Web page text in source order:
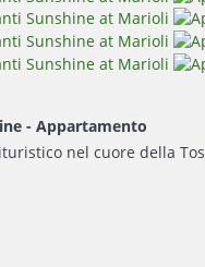
- Appartamento
nel cuore della